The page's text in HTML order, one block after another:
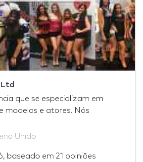
Ltd
que se especializam em
modelos e atores. Nós
Unido
baseado em 21 opiniões